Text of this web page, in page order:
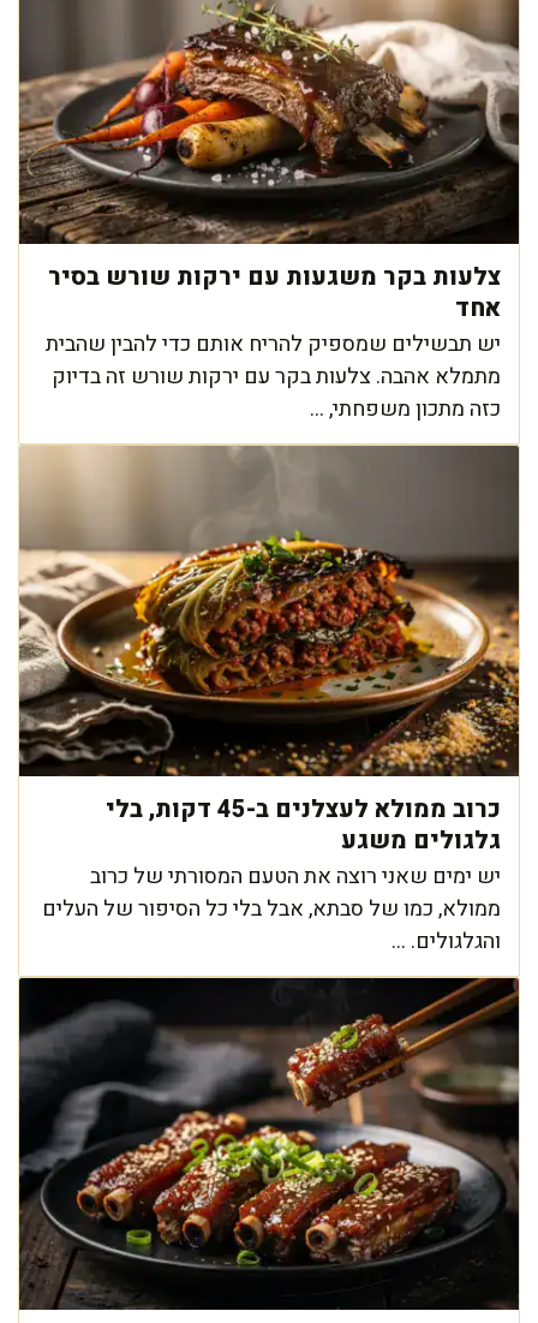
צלעות בקר משגעות עם ירקות שורש בסיר
אחד
יש תבשילים שמספיק להריח אותם כדי להבין שהבית
מתמלא אהבה. צלעות בקר עם ירקות שורש זה בדיוק
כזה מתכון משפחתי, ...
כרוב ממולא לעצלנים ב-45 דקות, בלי
גלגולים משגע
יש ימים שאני רוצה את הטעם המסורתי של כרוב
ממולא, כמו של סבתא, אבל בלי כל הסיפור של העלים
והגלגולים. ...